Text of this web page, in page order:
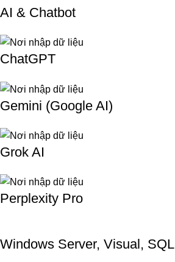
AI & Chatbot
ChatGPT
Gemini (Google AI)
Grok AI
Perplexity Pro
Windows Server, Visual, SQL